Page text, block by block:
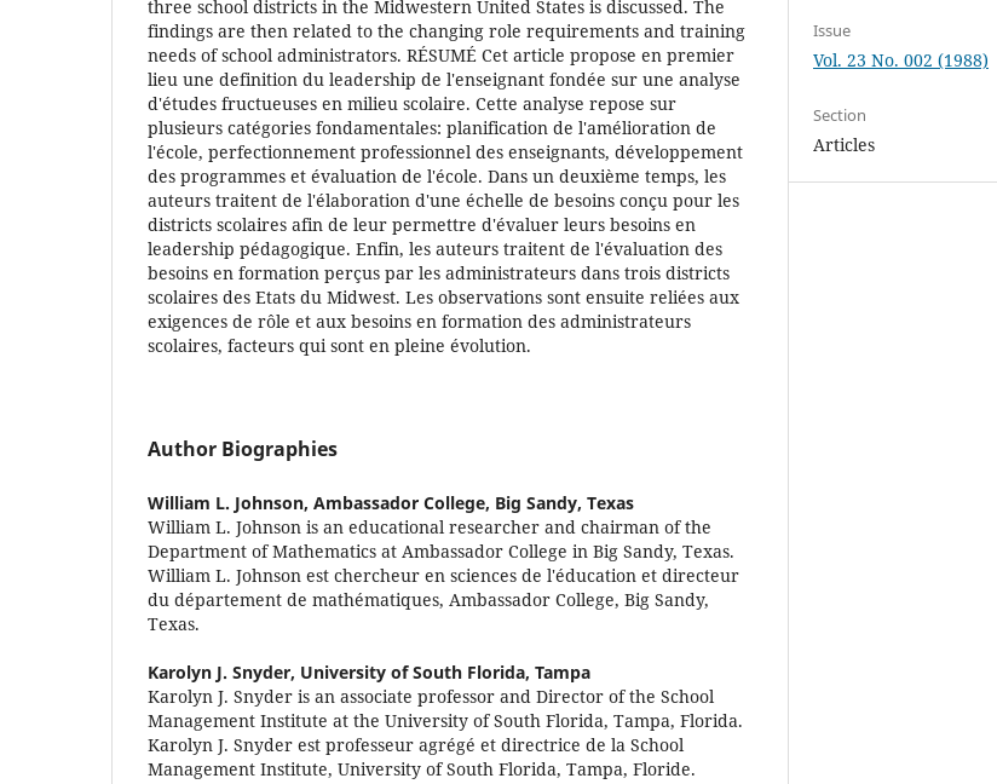
three school districts in the Midwestern United States is discussed. The
findings are then related to the changing role requirements and training
needs of school administrators. RÉSUMÉ Cet article propose en premier
lieu une definition du leadership de l'enseignant fondée sur une analyse
d'études fructueuses en milieu scolaire. Cette analyse repose sur
plusieurs catégories fondamentales: planification de l'amélioration de
l'école, perfectionnement professionnel des enseignants, développement
des programmes et évaluation de l'école. Dans un deuxième temps, les
auteurs traitent de l'élaboration d'une échelle de besoins conçu pour les
districts scolaires afin de leur permettre d'évaluer leurs besoins en
leadership pédagogique. Enfin, les auteurs traitent de l'évaluation des
besoins en formation perçus par les administrateurs dans trois districts
scolaires des Etats du Midwest. Les observations sont ensuite reliées aux
exigences de rôle et aux besoins en formation des administrateurs
scolaires, facteurs qui sont en pleine évolution.
Author Biographies
William L. Johnson, Ambassador College, Big Sandy, Texas
William L. Johnson is an educational researcher and chairman of the
Department of Mathematics at Ambassador College in Big Sandy, Texas.
William L. Johnson est chercheur en sciences de l'éducation et directeur
du département de mathématiques, Ambassador College, Big Sandy,
Texas.
Karolyn J. Snyder, University of South Florida, Tampa
Karolyn J. Snyder is an associate professor and Director of the School
Management Institute at the University of South Florida, Tampa, Florida.
Karolyn J. Snyder est professeur agrégé et directrice de la School
Management Institute, University of South Florida, Tampa, Floride.
Issue
Vol. 23 No. 002 (1988)
Section
Articles